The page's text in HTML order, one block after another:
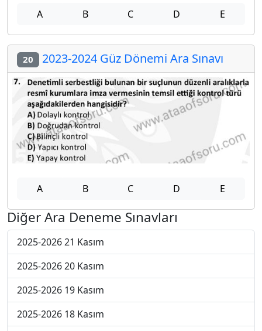
A B C D E
20 2023-2024 Güz Dönemi Ara Sınavı
A B C D E
Diğer Ara Deneme Sınavları
2025-2026 21 Kasım
2025-2026 20 Kasım
2025-2026 19 Kasım
2025-2026 18 Kasım